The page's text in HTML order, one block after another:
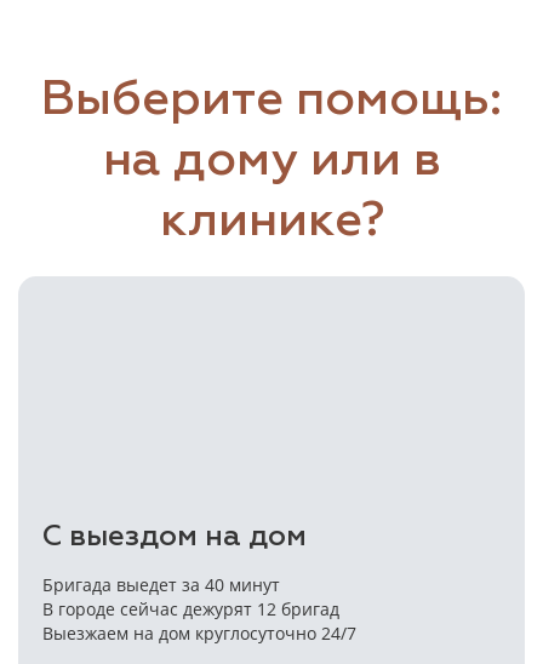
Выберите помощь:
на дому или в
клинике?
С выездом на дом
Бригада выедет за 40 минут
В городе сейчас дежурят 12 бригад
Выезжаем на дом круглосуточно 24/7